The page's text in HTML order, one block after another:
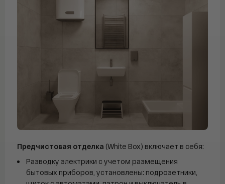
Предчистовая отделка (White Box) включает в себя:
Разводку электрики с учетом размещения
бытовых приборов, установлены: подрозетники,